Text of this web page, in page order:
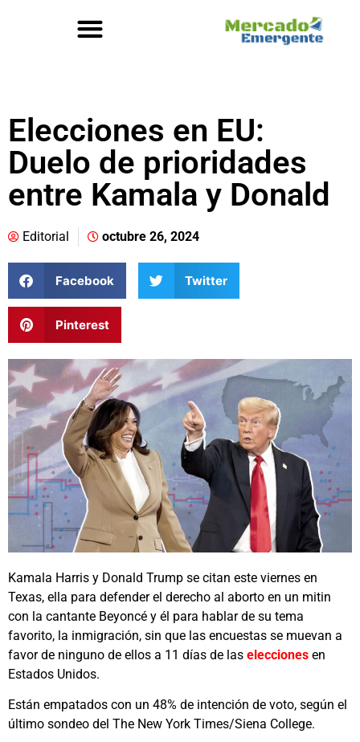
Elecciones en EU:
Duelo de prioridades
entre Kamala y Donald
Editorial octubre 26, 2024
Facebook Twitter
Pinterest
Kamala Harris y Donald Trump se citan este viernes en
Texas, ella para defender el derecho al aborto en un mitin
con la cantante Beyoncé y él para hablar de su tema
favorito, la inmigración, sin que las encuestas se muevan a
favor de ninguno de ellos a 11 días de las elecciones en
Estados Unidos.
Están empatados con un 48% de intención de voto, según el
último sondeo del The New York Times/Siena College.